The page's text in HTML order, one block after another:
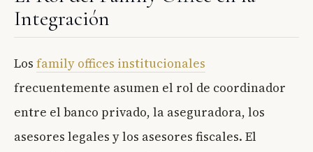
Integración
Los family offices institucionales
frecuentemente asumen el rol de coordinador
entre el banco privado, la aseguradora, los
asesores legales y los asesores fiscales. El